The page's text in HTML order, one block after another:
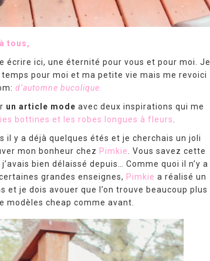
tous,
écrire ici, une éternité pour vous et pour moi. Je
pour moi et ma petite vie mais me revoici
d’automne bucolique.
un article mode avec deux inspirations qui me
bottines et les robes longues à fleurs
il y a déjà quelques étés et je cherchais un joli
mon bonheur chez Pimkie . Vous savez cette
bien délaissé depuis… Comme quoi il n’y a
grandes enseignes, Pimkie a réalisé un
je dois avouer que l’on trouve beaucoup plus
cheap comme avant.